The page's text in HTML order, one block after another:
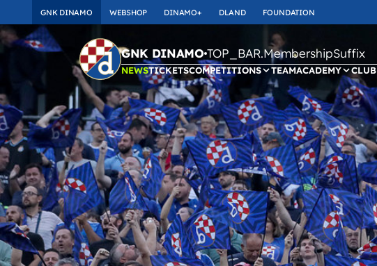
GNK DINAMO WEBSHOP DINAMO+ DLAND FOUNDATION
GNK DINAMO TOP_BAR.MembershipSuffix
NEWSTICKETSCOMPETITIONS TEAMACADEMY CLUB